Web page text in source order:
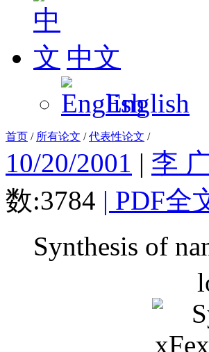
中文
English
首页 / 所有论文 /代表性论文 /
10/20/2001 | 李
数:3784 | PDF全
Synthesis of